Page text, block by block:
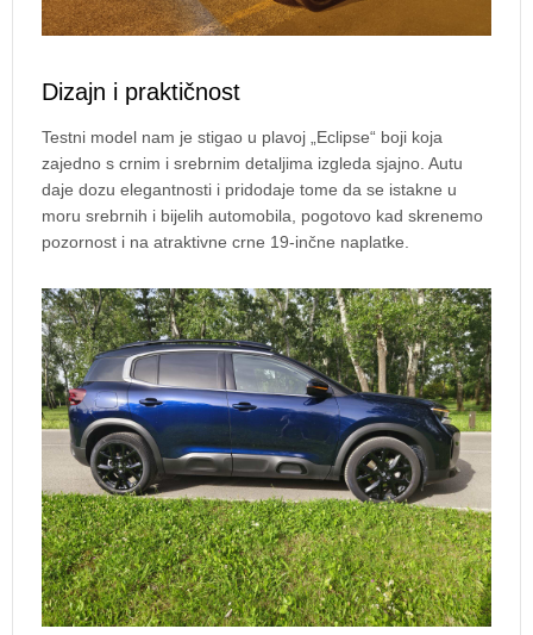
Dizajn i praktičnost
Testni model nam je stigao u plavoj „Eclipse“ boji koja
zajedno s crnim i srebrnim detaljima izgleda sjajno. Autu
daje dozu elegantnosti i pridodaje tome da se istakne u
moru srebrnih i bijelih automobila, pogotovo kad skrenemo
pozornost i na atraktivne crne 19-inčne naplatke.